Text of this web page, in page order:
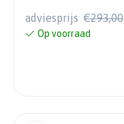
adviesprijs €293,00
Op voorraad